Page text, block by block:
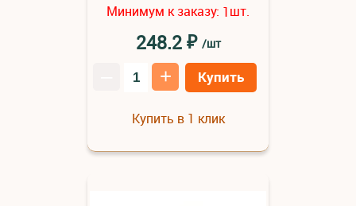
Минимум к заказу: 1шт.
248.2₽ /шт
+ Купить
Купить в 1 клик